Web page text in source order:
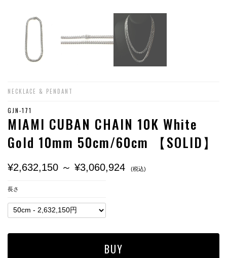
NECKLACE & PENDANT
GJN-171
MIAMI CUBAN CHAIN 10K White
Gold 10mm 50cm/60cm 【SOLID】
¥2,632,150 ～ ¥3,060,924 (税込)
長さ